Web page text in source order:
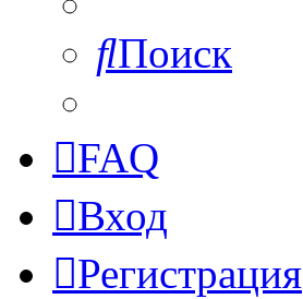
Поиск
FAQ
Вход
Регистрация